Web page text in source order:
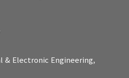
& Electronic Engineering,